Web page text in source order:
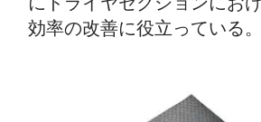
効率の改善に役立っている。